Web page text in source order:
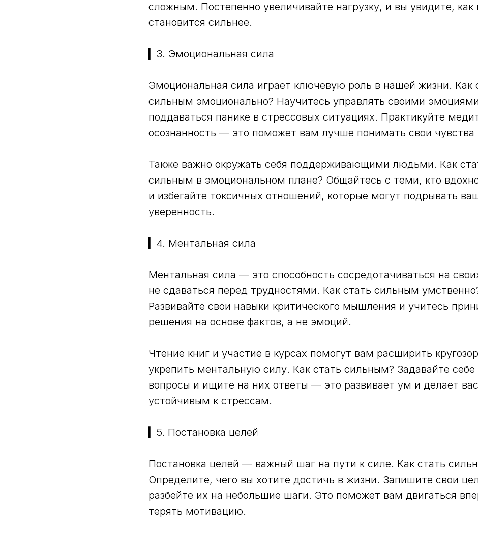
сложным. Постепенно увеличивайте нагрузку, и вы увидите, как
становится сильнее.
▎3. Эмоциональная сила
Эмоциональная сила играет ключевую роль в нашей жизни. Как
сильным эмоционально? Научитесь управлять своими
поддаваться панике в стрессовых ситуациях. Практикуйте
осознанность — это поможет вам лучше понимать свои чувства
Также важно окружать себя поддерживающими людьми. Как
сильным в эмоциональном плане? Общайтесь с теми, кто
и избегайте токсичных отношений, которые могут подрывать
уверенность.
▎4. Ментальная сила
Ментальная сила — это способность сосредотачиваться на
не сдаваться перед трудностями. Как стать сильным
Развивайте свои навыки критического мышления и учитесь
решения на основе фактов, а не эмоций.
Чтение книг и участие в курсах помогут вам расширить
укрепить ментальную силу. Как стать сильным? Задавайте
вопросы и ищите на них ответы — это развивает ум и делает
устойчивым к стрессам.
▎5. Постановка целей
Постановка целей — важный шаг на пути к силе. Как стать
Определите, чего вы хотите достичь в жизни. Запишите свои
разбейте их на небольшие шаги. Это поможет вам двигаться
терять мотивацию.